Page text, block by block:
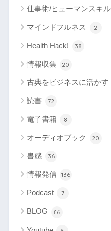
仕事術/ヒューマンスキル
マインドフルネス 2
Health Hack! 38
情報収集 20
古典をビジネスに活かす
読書 72
電子書籍 8
オーディオブック 20
書感 36
情報発信 136
Podcast 7
BLOG 86